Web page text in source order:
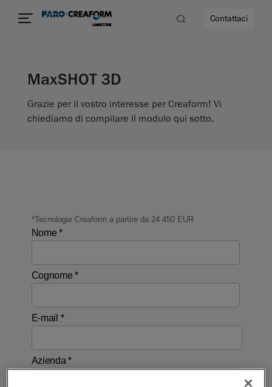
Contattaci
MaxSHOT 3D
Grazie per il vostro interesse per Creaform! Vi
chiediamo di compilare il modulo qui sotto.